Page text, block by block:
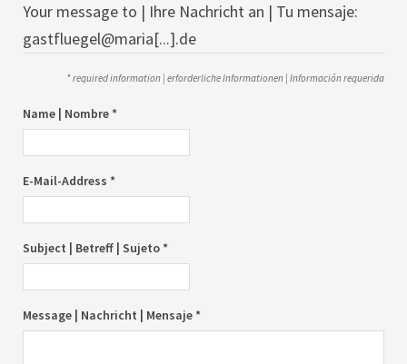
Your message to | Ihre Nachricht an | Tu mensaje:
gastfluegel@maria[...].de
* required information | erforderliche Informationen | Información requerida
Name | Nombre *
E-Mail-Address *
Subject | Betreff | Sujeto *
Message | Nachricht | Mensaje *